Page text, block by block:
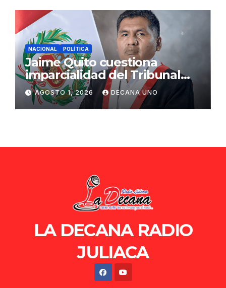
NACIONAL POLÍTICA
Jaime Quito cuestiona
imparcialidad del Tribunal
Constitucional tras liberación
de Ollanta Humala
AGOSTO 1, 2026 DECANA UNO
LA DECANA RADIO
JULIACA